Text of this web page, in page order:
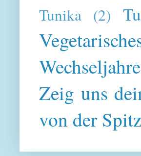
Tunika (2)
Wechseljahre
Zeig uns
von der